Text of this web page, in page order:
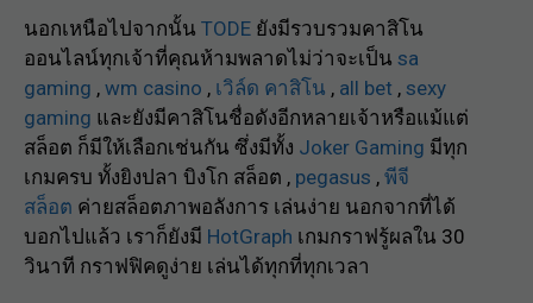
นอกเหนือไปจากนั้น TODE ยังมีรวบรวมคาสิโน
ออนไลน์ทุกเจ้าที่คุณห้ามพลาดไม่ว่าจะเป็น sa
gaming , wm casino , เวิล์ด คาสิโน , all bet , sexy
gaming และยังมีคาสิโนชื่อดังอีกหลายเจ้าหรือแม้แต่
สล็อต ก็มีให้เลือกเช่นกัน ซึ่งมีทั้ง Joker Gaming มีทุก
เกมครบ ทั้งยิงปลา บิงโก สล็อต , pegasus , พีจี
สล็อต ค่ายสล็อตภาพอลังการ เล่นง่าย นอกจากที่ได้
บอกไปแล้ว เราก็ยังมี HotGraph เกมกราฟรู้ผลใน 30
วินาที กราฟฟิคดูง่าย เล่นได้ทุกที่ทุกเวลา